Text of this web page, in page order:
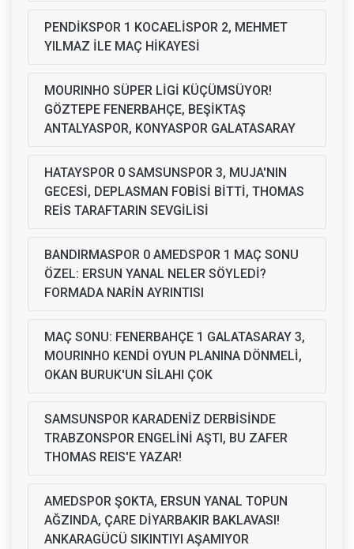
PENDİKSPOR 1 KOCAELİSPOR 2, MEHMET
YILMAZ İLE MAÇ HİKAYESİ
MOURINHO SÜPER LİGİ KÜÇÜMSÜYOR!
GÖZTEPE FENERBAHÇE, BEŞİKTAŞ
ANTALYASPOR, KONYASPOR GALATASARAY
HATAYSPOR 0 SAMSUNSPOR 3, MUJA'NIN
GECESİ, DEPLASMAN FOBİSİ BİTTİ, THOMAS
REİS TARAFTARIN SEVGİLİSİ
BANDIRMASPOR 0 AMEDSPOR 1 MAÇ SONU
ÖZEL: ERSUN YANAL NELER SÖYLEDİ?
FORMADA NARİN AYRINTISI
MAÇ SONU: FENERBAHÇE 1 GALATASARAY 3,
MOURINHO KENDİ OYUN PLANINA DÖNMELİ,
OKAN BURUK'UN SİLAHI ÇOK
SAMSUNSPOR KARADENİZ DERBİSİNDE
TRABZONSPOR ENGELİNİ AŞTI, BU ZAFER
THOMAS REIS'E YAZAR!
AMEDSPOR ŞOKTA, ERSUN YANAL TOPUN
AĞZINDA, ÇARE DİYARBAKIR BAKLAVASI!
ANKARAGÜCÜ SIKINTIYI AŞAMIYOR